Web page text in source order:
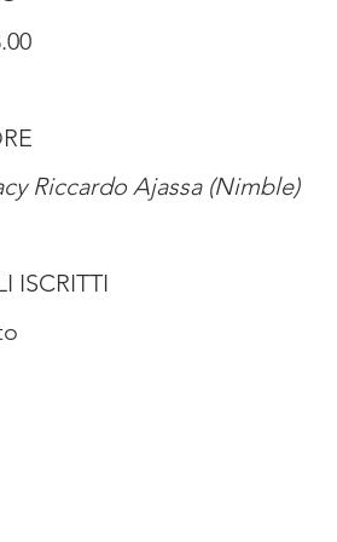
Riccardo Ajassa (Nimble)
ISCRITTI